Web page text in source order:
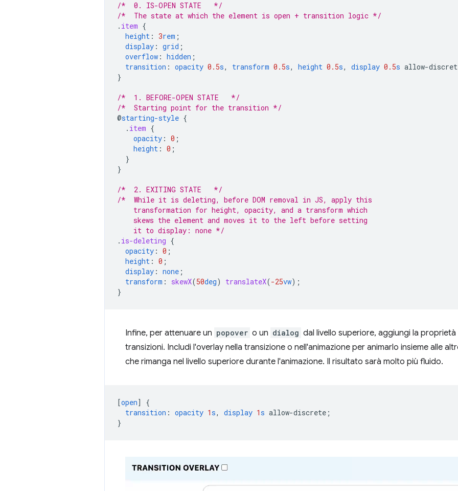
/*  0. IS-OPEN STATE   */
/*  The state at which the element is open + transition logic */
. item {
height : 3rem ;
display : grid ;
overflow : hidden ;
transition : opacity 0.5s, transform 0.5s, height 0.5s, display 0.5s allow-
}
/*  1. BEFORE-OPEN STATE   */
/*  Starting point for the transition */
@starting-style {
. item {
opacity : 0 ;
height : 0 ;
}
}
/*  2. EXITING STATE   */
/*  While it is deleting, before DOM removal in JS, apply this
    transformation for height, opacity, and a transform which
    skews the element and moves it to the left before setting
    it to display: none */
. is-deleting {
opacity : 0 ;
height : 0 ;
display : none ;
transform : skewX(50deg) translateX(-25vw);
}
Infine, per attenuare un popover o un dialog dal livello superiore, aggiungi la proprietà
transizioni. Includi l'overlay nella transizione o nell'animazione per animarlo insieme alle
che rimanga nel livello superiore durante l'animazione. Il risultato sarà molto più fluido.
[open]
{
transition : opacity 1s, display 1s allow-discrete ;
}